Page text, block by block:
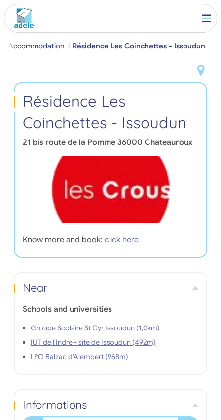
Accommodation Résidence Les Coinchettes - Issoudun
Résidence Les
Coinchettes - Issoudun
21 bis route de la Pomme 36000 Chateauroux
Know more and book: click here
Near
Schools and universities
Groupe Scolaire St Cyr Issoudun (1,0km)
IUT de l'Indre - site de Issoudun (492m)
LPO Balzac d'Alembert (968m)
Informations